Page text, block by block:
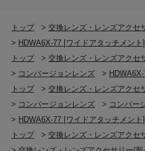
トップ >交換レンズ・レンズアクセ
> HDWA6X-77 [ワイドアタッチメント]
トップ
>交換レンズ・レンズアクセ
> コンバージョンレンズ >
トップ
>交換レンズ・レンズアクセ
> コンバージョンレンズ > コンバー
> HDWA6X-77 [ワイドアタッチメント]
トップ
>交換レンズ・レンズアクセ